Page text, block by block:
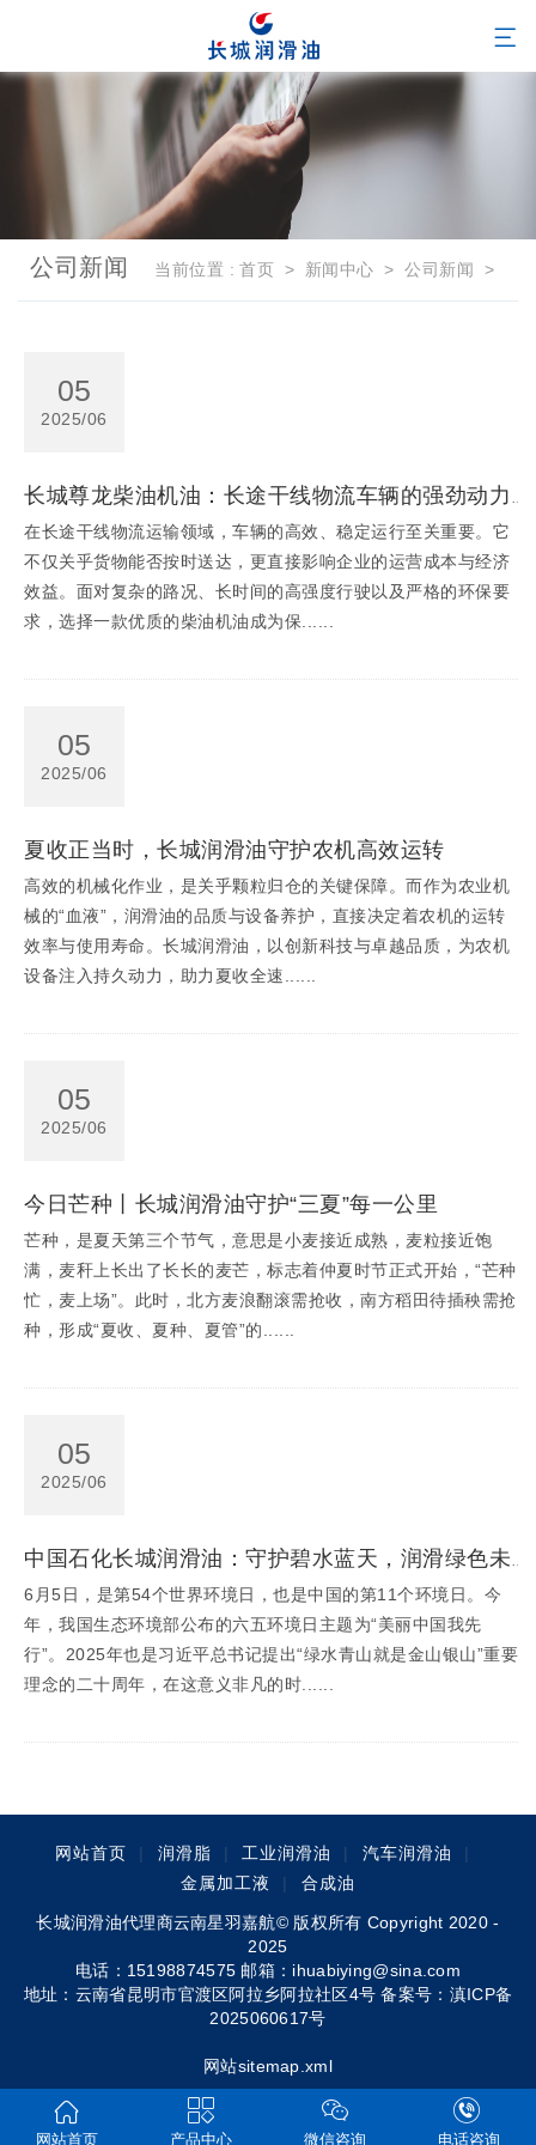
公司新闻 当前位置 : 首页 > 新闻中心 > 公司新闻 >
05
2025/06
长城尊龙柴油机油：长途干线物流车辆的强劲动力源泉
在长途干线物流运输领域，车辆的高效、稳定运行至关重要。它
不仅关乎货物能否按时送达，更直接影响企业的运营成本与经济
效益。面对复杂的路况、长时间的高强度行驶以及严格的环保要
求，选择一款优质的柴油机油成为保......
05
2025/06
夏收正当时，长城润滑油守护农机高效运转
高效的机械化作业，是关乎颗粒归仓的关键保障。而作为农业机
械的“血液”，润滑油的品质与设备养护，直接决定着农机的运转
效率与使用寿命。长城润滑油，以创新科技与卓越品质，为农机
设备注入持久动力，助力夏收全速......
05
2025/06
今日芒种丨长城润滑油守护“三夏”每一公里
芒种，是夏天第三个节气，意思是小麦接近成熟，麦粒接近饱
满，麦秆上长出了长长的麦芒，标志着仲夏时节正式开始，“芒种
忙，麦上场”。此时，北方麦浪翻滚需抢收，南方稻田待插秧需抢
种，形成“夏收、夏种、夏管”的......
05
2025/06
中国石化长城润滑油：守护碧水蓝天，润滑绿色未来
6月5日，是第54个世界环境日，也是中国的第11个环境日。今
年，我国生态环境部公布的六五环境日主题为“美丽中国我先
行”。2025年也是习近平总书记提出“绿水青山就是金山银山”重要
理念的二十周年，在这意义非凡的时......
网站首页 | 润滑脂 | 工业润滑油 | 汽车润滑油
|
金属加工液
| 合成油
长城润滑油代理商云南星羽嘉航© 版权所有 Copyright 2020 -
2025
电话：15198874575 邮箱：ihuabiying@sina.com
地址：云南省昆明市官渡区阿拉乡阿拉社区4号 备案号： 滇ICP备
2025060617号
网站sitemap.xml
网站首页 产品中心 微信咨询 电话咨询